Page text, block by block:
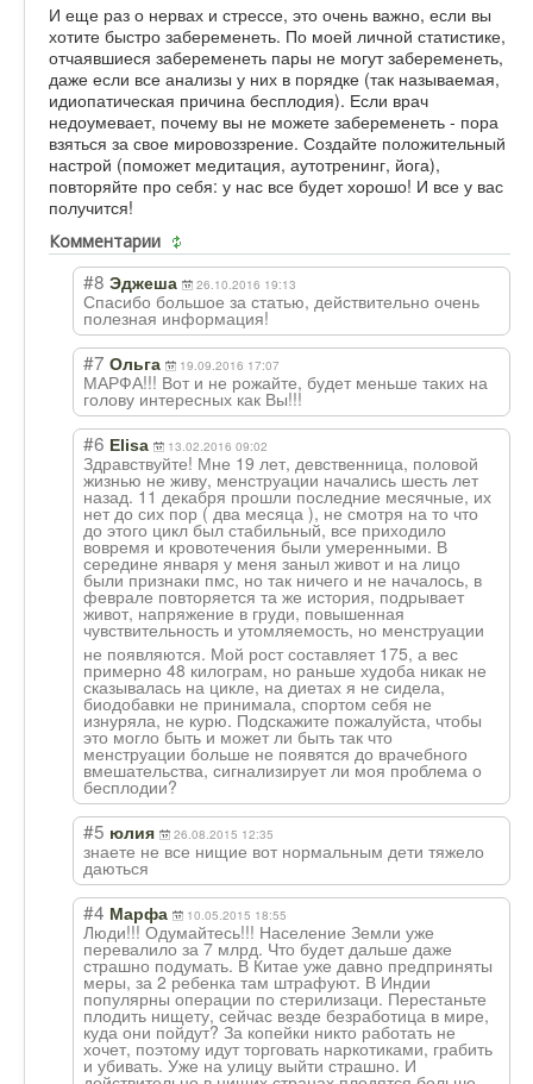
И еще раз о нервах и стрессе, это очень важно, если вы
хотите быстро забеременеть. По моей личной статистике,
отчаявшиеся забеременеть пары не могут забеременеть,
даже если все анализы у них в порядке (так называемая,
идиопатическая причина бесплодия). Если врач
недоумевает, почему вы не можете забеременеть - пора
взяться за свое мировоззрение. Создайте положительный
настрой (поможет медитация, аутотренинг, йога),
повторяйте про себя: у нас все будет хорошо! И все у вас
получится!
Комментарии
#8 Эджеша 26.10.2016 19:13
Спасибо большое за статью, действительно очень
полезная информация!
#7 Ольга 19.09.2016 17:07
МАРФА!!! Вот и не рожайте, будет меньше таких на
голову интересных как Вы!!!
#6 Elisa 13.02.2016 09:02
Здравствуйте! Мне 19 лет, девственница, половой
жизнью не живу, менструации начались шесть лет
назад. 11 декабря прошли последние месячные, их
нет до сих пор ( два месяца ), не смотря на то что
до этого цикл был стабильный, все приходило
вовремя и кровотечения были умеренными. В
середине января у меня заныл живот и на лицо
были признаки пмс, но так ничего и не началось, в
феврале повторяется та же история, подрывает
живот, напряжение в груди, повышенная
чувствительность и утомляемость, но менструации
не появляются. Мой рост составляет 175, а вес
примерно 48 килограм, но раньше худоба никак не
сказывалась на цикле, на диетах я не сидела,
биодобавки не принимала, спортом себя не
изнуряла, не курю. Подскажите пожалуйста, чтобы
это могло быть и может ли быть так что
менструации больше не появятся до врачебного
вмешательства, сигнализирует ли моя проблема о
бесплодии?
#5 юлия 26.08.2015 12:35
знаете не все нищие вот нормальным дети тяжело
даються
#4 Марфа 10.05.2015 18:55
Люди!!! Одумайтесь!!! Население Земли уже
перевалило за 7 млрд. Что будет дальше даже
страшно подумать. В Китае уже давно предприняты
меры, за 2 ребенка там штрафуют. В Индии
популярны операции по стерилизаци. Перестаньте
плодить нищету, сейчас везде безработица в мире,
куда они пойдут? За копейки никто работать не
хочет, поэтому идут торговать наркотиками, грабить
и убивать. Уже на улицу выйти страшно. И